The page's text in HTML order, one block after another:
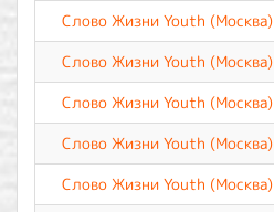
Слово Жизни Youth (Москва)
Слово Жизни Youth (Москва)
Слово Жизни Youth (Москва)
Слово Жизни Youth (Москва)
Слово Жизни Youth (Москва)